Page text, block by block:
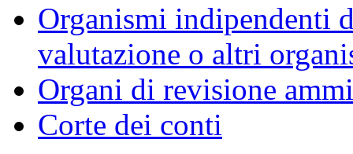
Organismi indipendenti
valutazione o altri
Organi di revisione
Corte dei conti